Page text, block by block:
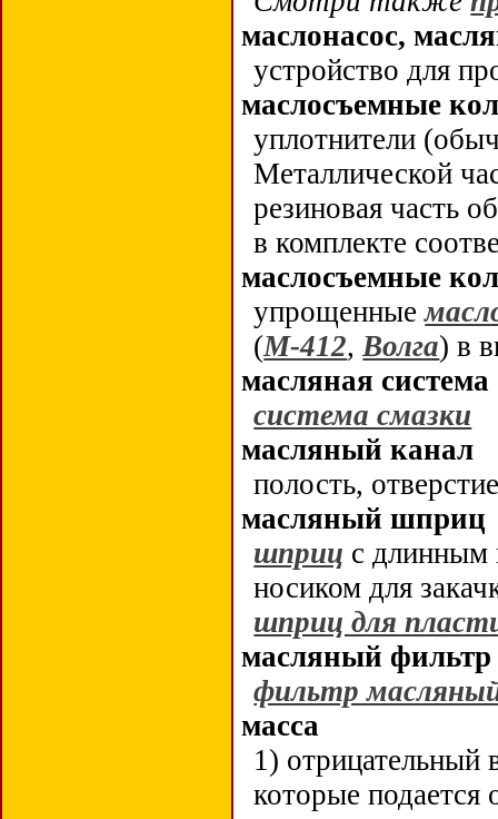
маслонасос,
устройство для
маслосъемные
уплотнители
Металлической
резиновая часть
в комплекте
маслосъемные
упрощенные
(М-412,Волга) в
масляная система
система смазки
масляный канал
полость,
масляный шприц
шприц с длинным
носиком для
шприц для
масляный фильтр
фильтр
масса
1) отрицательный
которые подается